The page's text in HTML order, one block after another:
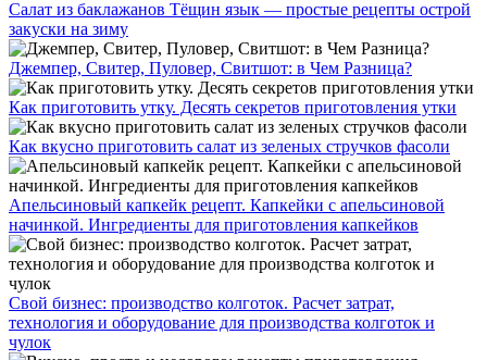
Салат из баклажанов Тёщин язык — простые рецепты острой
закуски на зиму
Джемпер, Свитер, Пуловер, Свитшот: в Чем Разница?
Как приготовить утку. Десять секретов приготовления утки
Как вкусно приготовить салат из зеленых стручков фасоли
Апельсиновый капкейк рецепт. Капкейки с апельсиновой
начинкой. Ингредиенты для приготовления капкейков
Свой бизнес: производство колготок. Расчет затрат,
технология и оборудование для производства колготок и
чулок